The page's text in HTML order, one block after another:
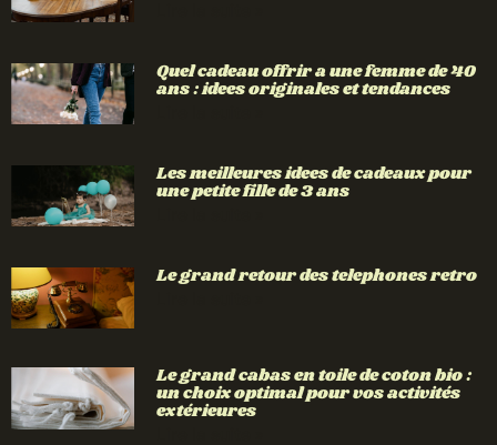
Quel cadeau offrir a une femme de 40
ans : idees originales et tendances
Les meilleures idees de cadeaux pour
une petite fille de 3 ans
Le grand retour des telephones retro
Le grand cabas en toile de coton bio :
un choix optimal pour vos activités
extérieures